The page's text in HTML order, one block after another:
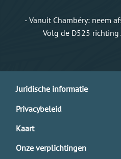
- Vanuit Chambéry: neem
Volg de D525
Juridische informatie
Privacybeleid
Kaart
Onze verplichtingen